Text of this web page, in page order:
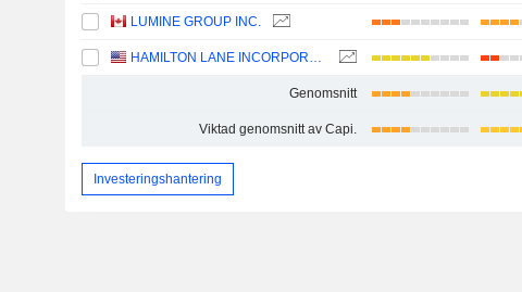
LUMINE GROUP INC.
HAMILTON LANE INCORPORATED
Genomsnitt
Viktad genomsnitt av Capi.
Investeringshantering